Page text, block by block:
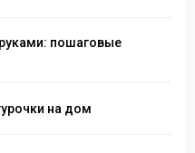
пошаговые
на дом